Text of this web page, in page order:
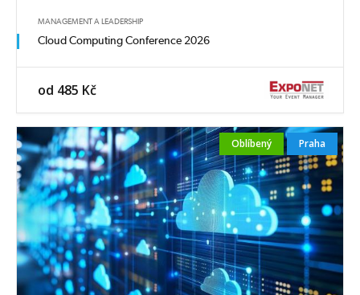
MANAGEMENT A LEADERSHIP
Cloud Computing Conference 2026
od 485 Kč
Oblíbený Praha